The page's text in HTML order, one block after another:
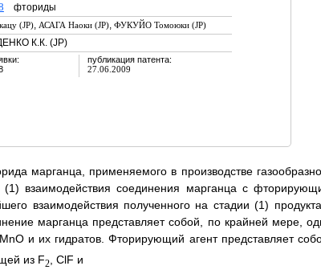
фториды
(JP), АСАГА Наоки (JP), ФУКУЙО Томоюки (JP)
К.К. (JP)
публикация патента:
27.06.2009
марганца, применяемого в производстве
взаимодействия соединения марганца с
взаимодействия полученного на стадии (1)
марганца представляет собой, по крайней мере,
MnO и их гидратов. Фторирующий агент представляет
из F2, ClF и